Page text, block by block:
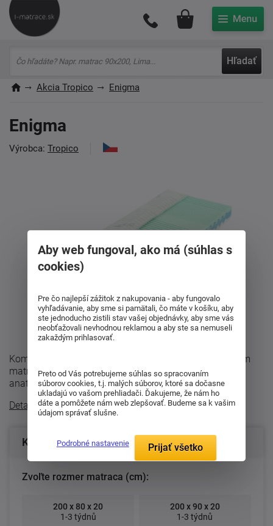
Hľadať
Môj účet
Akcia Tropico Enigma
Enigma
Výrobca: Tropico
Komfortný sedemzónový matrac Enigma je partnerským
matracom, pretože je dvojaký tuhosti. Je ortopedická,
anatomická a hygienická. Teraz v ...
Detailný popis
Konfigurácia produktu
Zvoľte rozmer matraca (cm):
200 x 80 x 20
1-3 týdnů
200 x 90 x 20
1-3 týdnů
Aby web fungoval, ako má (súhlas s
cookies)
Pre čo najlepší zážitok z nakupovania - aby fungovalo
vyhľadávanie, aby sme si pamätali, čo máte v košíku, aby
ste jednoducho zistili stav vašej objednávky, aby sme vás
neobťažovali nevhodnou reklamou a aby ste sa nemuseli
zakaždým prihlasovať.
Preto od Vás potrebujeme súhlas so spracovaním
súborov cookies, t.j. malých súborov, ktoré sa dočasne
ukladajú vo vašom prehliadači. Ďakujeme, že nám ho
dáte a pomôžete nám web zlepšovať. Budeme sa k vašim
údajom správať slušne.
Podrobné nastavenie Prijať všetko